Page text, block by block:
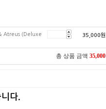
Atreus (Deluxe
35,000원
총 상품 금액 35,000
다.